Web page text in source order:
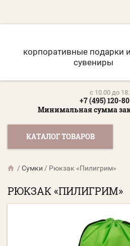
корпоративные подарки
сувениры
c 10.00 до
+7 (495) 120-
Минимальная сумма
КАТАЛОГ ТОВАРОВ
/Сумки / Рюкзак «Пилигрим»
РЮКЗАК «ПИЛИГРИМ»